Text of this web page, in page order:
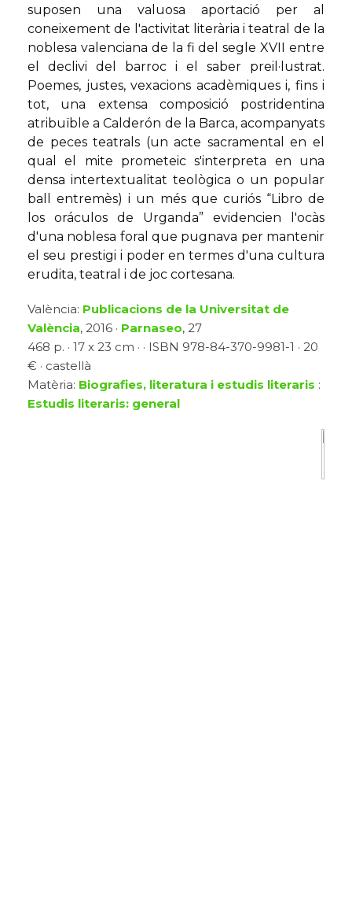
suposen una valuosa aportació per al
coneixement de l'activitat literària i teatral de la
noblesa valenciana de la fi del segle XVII entre
el declivi del barroc i el saber preil·lustrat.
Poemes, justes, vexacions acadèmiques i, fins i
tot, una extensa composició postridentina
atribuïble a Calderón de la Barca, acompanyats
de peces teatrals (un acte sacramental en el
qual el mite prometeic s'interpreta en una
densa intertextualitat teològica o un popular
ball entremès) i un més que curiós “Libro de
los oráculos de Urganda” evidencien l'ocàs
d'una noblesa foral que pugnava per mantenir
el seu prestigi i poder en termes d'una cultura
erudita, teatral i de joc cortesana.
València: Publicacions de la Universitat de
València, 2016 · Parnaseo, 27
468 p. · 17 x 23 cm · · ISBN 978-84-370-9981-1 · 20
€ · castellà
Matèria: Biografies, literatura i estudis literaris :
Estudis literaris: general